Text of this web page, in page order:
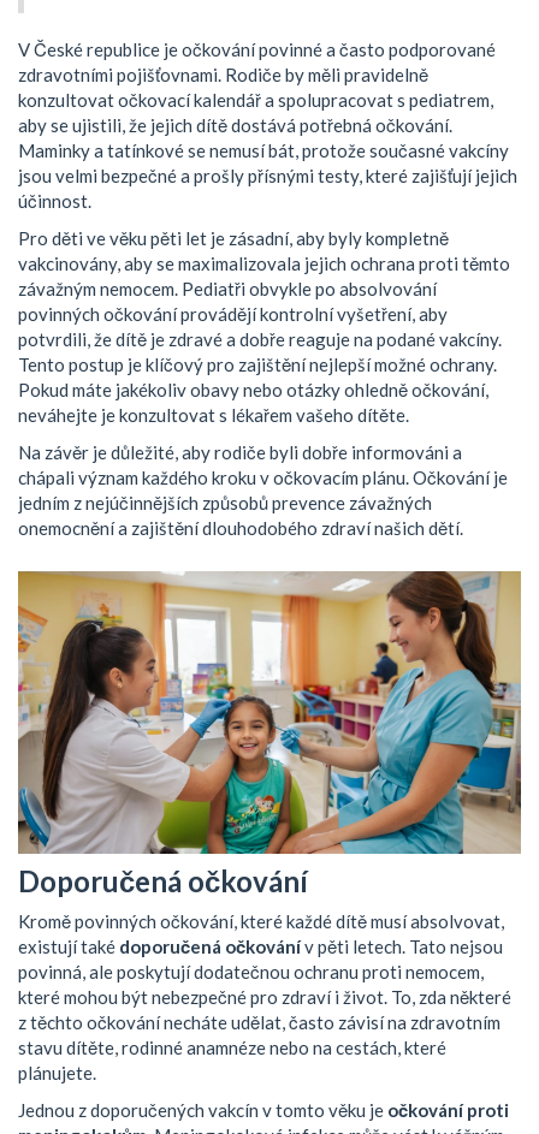
V České republice je očkování povinné a často podporované
zdravotními pojišťovnami. Rodiče by měli pravidelně
konzultovat očkovací kalendář a spolupracovat s pediatrem,
aby se ujistili, že jejich dítě dostává potřebná očkování.
Maminky a tatínkové se nemusí bát, protože současné vakcíny
jsou velmi bezpečné a prošly přísnými testy, které zajišťují jejich
účinnost.
Pro děti ve věku pěti let je zásadní, aby byly kompletně
vakcinovány, aby se maximalizovala jejich ochrana proti těmto
závažným nemocem. Pediatři obvykle po absolvování
povinných očkování provádějí kontrolní vyšetření, aby
potvrdili, že dítě je zdravé a dobře reaguje na podané vakcíny.
Tento postup je klíčový pro zajištění nejlepší možné ochrany.
Pokud máte jakékoliv obavy nebo otázky ohledně očkování,
neváhejte je konzultovat s lékařem vašeho dítěte.
Na závěr je důležité, aby rodiče byli dobře informováni a
chápali význam každého kroku v očkovacím plánu. Očkování je
jedním z nejúčinnějších způsobů prevence závažných
onemocnění a zajištění dlouhodobého zdraví našich dětí.
Doporučená očkování
Kromě povinných očkování, které každé dítě musí absolvovat,
existují také doporučená očkovánív pěti letech. Tato nejsou
povinná, ale poskytují dodatečnou ochranu proti nemocem,
které mohou být nebezpečné pro zdraví i život. To, zda některé
z těchto očkování necháte udělat, často závisí na zdravotním
stavu dítěte, rodinné anamnéze nebo na cestách, které
plánujete.
Jednou z doporučených vakcín v tomto věku je očkování proti